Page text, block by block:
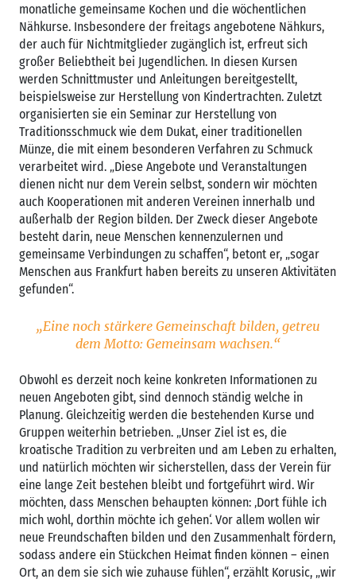
monatliche gemeinsame Kochen und die wöchentlichen
Nähkurse. Insbesondere der freitags angebotene Nähkurs,
der auch für Nichtmitglieder zugänglich ist, erfreut sich
großer Beliebtheit bei Jugendlichen. In diesen Kursen
werden Schnittmuster und Anleitungen bereitgestellt,
beispielsweise zur Herstellung von Kindertrachten. Zuletzt
organisierten sie ein Seminar zur Herstellung von
Traditionsschmuck wie dem Dukat, einer traditionellen
Münze, die mit einem besonderen Verfahren zu Schmuck
verarbeitet wird. „Diese Angebote und Veranstaltungen
dienen nicht nur dem Verein selbst, sondern wir möchten
auch Kooperationen mit anderen Vereinen innerhalb und
außerhalb der Region bilden. Der Zweck dieser Angebote
besteht darin, neue Menschen kennenzulernen und
gemeinsame Verbindungen zu schaffen“, betont er, „sogar
Menschen aus Frankfurt haben bereits zu unseren Aktivitäten
gefunden“.
„Eine noch stärkere Gemeinschaft bilden, getreu
dem Motto: Gemeinsam wachsen.“
Obwohl es derzeit noch keine konkreten Informationen zu
neuen Angeboten gibt, sind dennoch ständig welche in
Planung. Gleichzeitig werden die bestehenden Kurse und
Gruppen weiterhin betrieben. „Unser Ziel ist es, die
kroatische Tradition zu verbreiten und am Leben zu erhalten,
und natürlich möchten wir sicherstellen, dass der Verein für
eine lange Zeit bestehen bleibt und fortgeführt wird. Wir
möchten, dass Menschen behaupten können: ‚Dort fühle ich
mich wohl, dorthin möchte ich gehen‘. Vor allem wollen wir
neue Freundschaften bilden und den Zusammenhalt fördern,
sodass andere ein Stückchen Heimat finden können – einen
Ort, an dem sie sich wie zuhause fühlen“, erzählt Korusic, „wir